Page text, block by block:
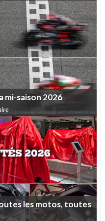
mi-saison 2026
lesmotos,toutes